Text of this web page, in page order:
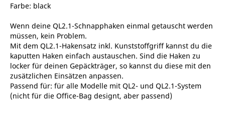
Farbe: black
Wenn deine QL2.1-Schnapphaken einmal getauscht werden
müssen, kein Problem.
Mit dem QL2.1-Hakensatz inkl. Kunststoffgriff kannst du die
kaputten Haken einfach austauschen. Sind die Haken zu
locker für deinen Gepäckträger, so kannst du diese mit den
zusätzlichen Einsätzen anpassen.
Passend für: für alle Modelle mit QL2- und QL2.1-System
(nicht für die Office-Bag designt, aber passend)